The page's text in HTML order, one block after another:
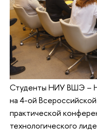
Студенты НИУ ВШЭ –
на 4-ой
практической
технологического